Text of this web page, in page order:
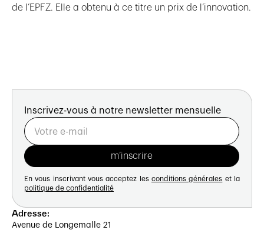
de l’EPFZ. Elle a obtenu à ce titre un prix de l’innovation.
Inscrivez-vous à notre newsletter mensuelle
En vous inscrivant vous acceptez les conditions générales et la
politique de confidentialité
Adresse:
Avenue de Longemalle 21